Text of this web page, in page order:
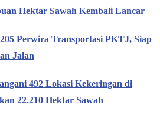
Hektar Sawah Kembali Lancar
Perwira Transportasi PKTJ, Siap
Jalan
492 Lokasi Kekeringan di
22.210 Hektar Sawah